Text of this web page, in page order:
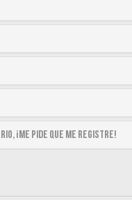
¡me pide que me registre!